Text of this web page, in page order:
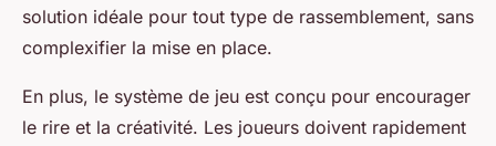
solution idéale pour tout type de rassemblement, sans
complexifier la mise en place.
En plus, le système de jeu est conçu pour encourager
le rire et la créativité. Les joueurs doivent rapidement